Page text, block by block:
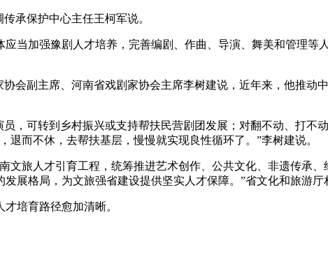
承保护中心主任王柯军说。
加强豫剧人才培养，完善编剧、作曲、导演、舞美和管理等
副主席、河南省戏剧家协会主席李树建说，近年来，他推动
可转到乡村振兴或支持帮扶民营剧团发展；对翻不动、打不
而不休，去帮扶基层，慢慢就实现良性循环了。”李树建说。
旅人才引育工程，统筹推进艺术创作、公共文化、非遗传承、
展格局，为文旅强省建设提供坚实人才保障。”省文化和旅游厅
培育路径愈加清晰。